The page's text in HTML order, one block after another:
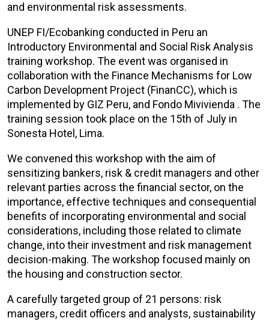
and environmental risk assessments.
UNEP FI/Ecobanking conducted in Peru an
Introductory Environmental and Social Risk Analysis
training workshop. The event was organised in
collaboration with the Finance Mechanisms for Low
Carbon Development Project (FinanCC), which is
implemented by GIZ Peru, and Fondo Mivivienda . The
training session took place on the 15th of July in
Sonesta Hotel, Lima.
We convened this workshop with the aim of
sensitizing bankers, risk & credit managers and other
relevant parties across the financial sector, on the
importance, effective techniques and consequential
benefits of incorporating environmental and social
considerations, including those related to climate
change, into their investment and risk management
decision-making. The workshop focused mainly on
the housing and construction sector.
A carefully targeted group of 21 persons: risk
managers, credit officers and analysts, sustainability